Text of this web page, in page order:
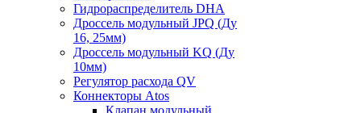
Гидрораспределитель DHA
Дроссель модульный JPQ (Ду
16, 25мм)
Дроссель модульный KQ (Ду
10мм)
Регулятор расхода QV
Коннекторы Atos
Клапан модульный